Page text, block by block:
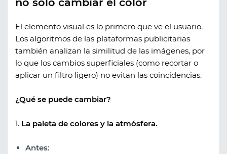
El elemento visual es lo primero que ve el usuario.
Los algoritmos de las plataformas publicitarias
también analizan la similitud de las imágenes, por
lo que los cambios superficiales (como recortar o
aplicar un filtro ligero) no evitan las coincidencias.
¿Qué se puede cambiar?
1. La paleta de colores y la atmósfera.
Antes: